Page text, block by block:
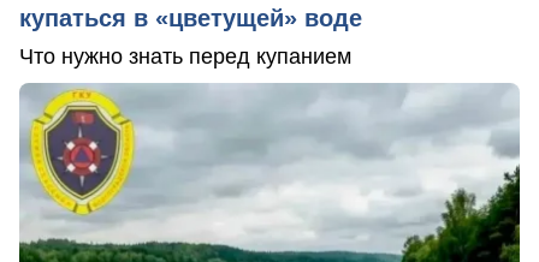
купаться в «цветущей» воде
Что нужно знать перед купанием